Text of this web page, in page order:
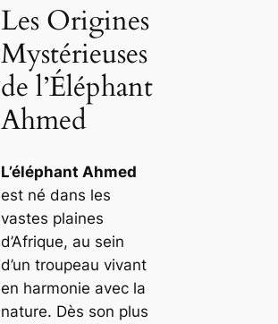
Les Origines
Mystérieuses
de l’Éléphant
Ahmed
L’éléphant Ahmed
est né dans les
vastes plaines
d’Afrique, au sein
d’un troupeau vivant
en harmonie avec la
nature. Dès son plus